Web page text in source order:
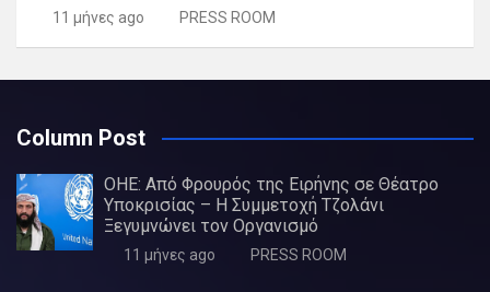
11 μήνες ago PRESS ROOM
Column Post
ΟΗΕ: Από Φρουρός της Ειρήνης σε Θέατρο
Υποκρισίας – Η Συμμετοχή Τζολάνι
Ξεγυμνώνει τον Οργανισμό
11 μήνες ago PRESS ROOM